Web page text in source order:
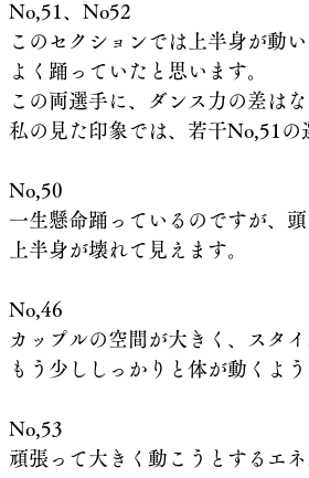
No,51、No52
このセクションでは上半身が動い
よく踊っていたと思います。
この両選手に、ダンス力の差はな
私の見た印象では、若干No,51
No,50
一生懸命踊っているのですが、
上半身が壊れて見えます。
No,46
カップルの空間が大きく、スタ
もう少ししっかりと体が動くよ
No,53
頑張って大きく動こうとするエネ